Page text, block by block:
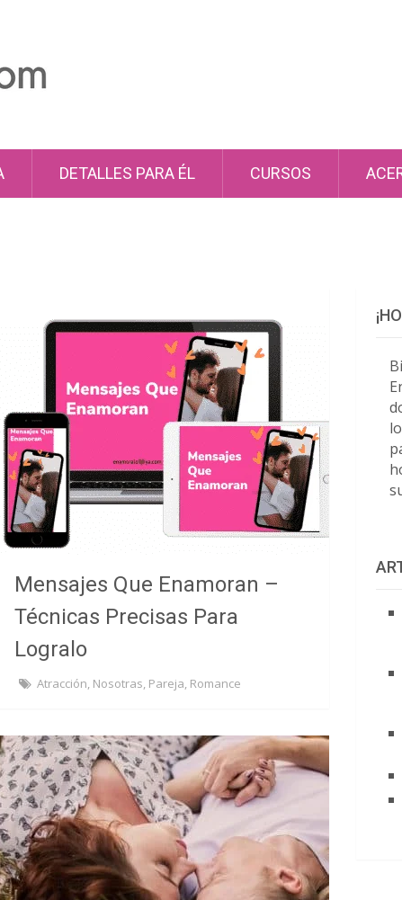
DETALLES PARA ÉL CURSOS
Mensajes Que Enamoran –
Técnicas Precisas Para
Logralo
Atracción, Nosotras, Pareja, Romance